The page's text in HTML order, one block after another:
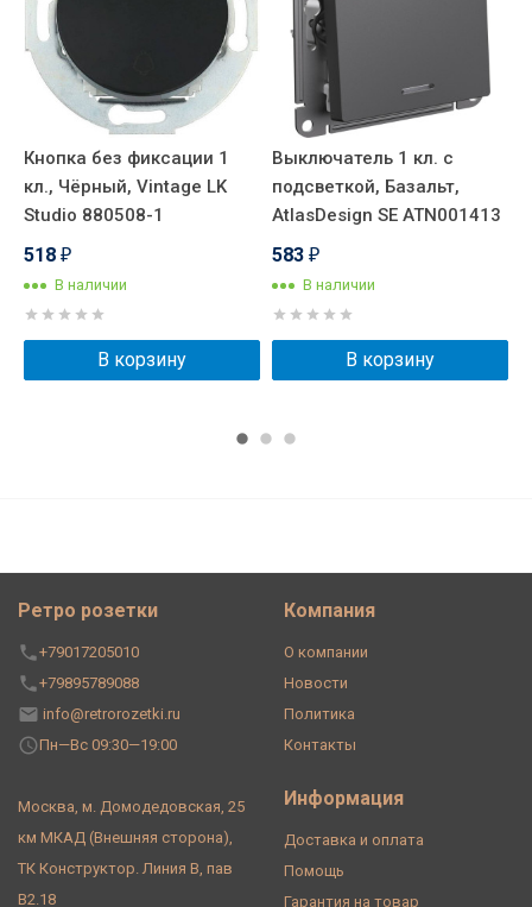
Кнопка без фиксации 1
кл., Чёрный, Vintage LK
Studio 880508-1
518 ₽
В наличии
В корзину
Выключатель 1 кл. с
подсветкой, Базальт,
AtlasDesign SE ATN001413
583 ₽
В наличии
В корзину
Ретро розетки
+79017205010
+79895789088
info@retrorozetki.ru
Пн—Вс 09:30—19:00
Москва, м. Домодедовская, 25
км МКАД (Внешняя сторона),
ТК Конструктор. Линия В, пав
В2.18
Компания
О компании
Новости
Политика
Контакты
Информация
Доставка и оплата
Помощь
Гарантия на товар